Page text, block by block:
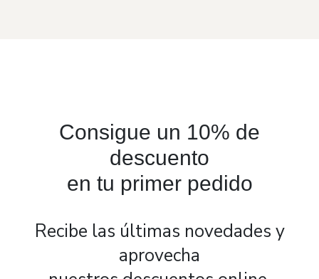
Consigue un 10% de
descuento
en tu primer pedido
Recibe las últimas novedades y
aprovecha